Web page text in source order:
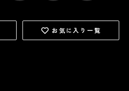
お気に入り一覧